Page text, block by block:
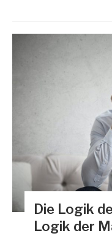
Die Logik
Logik der